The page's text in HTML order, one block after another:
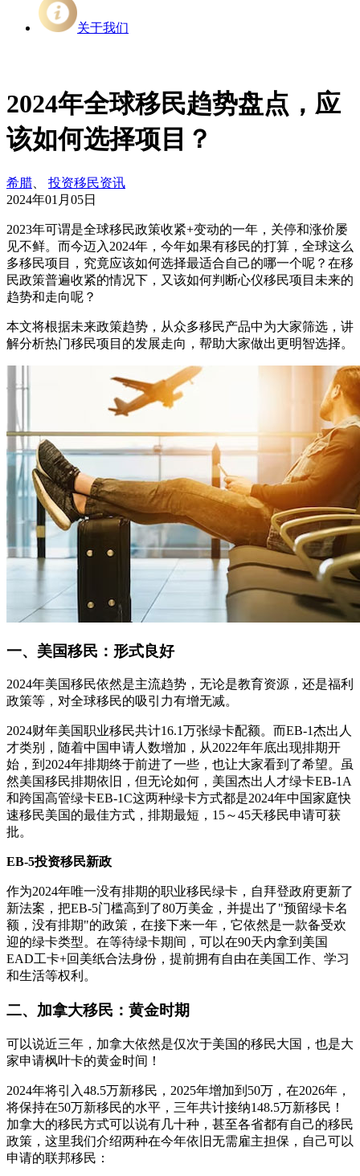
关于我们
2024年全球移民趋势盘点，应
该如何选择项目？
希腊
投资移民资讯
2024年01月05日
2023年可谓是全球移民政策收紧+变动的一年，关停和涨价屡
见不鲜。而今迈入2024年，今年如果有移民的打算，全球这么
多移民项目，究竟应该如何选择最适合自己的哪一个呢？在移
民政策普遍收紧的情况下，又该如何判断心仪移民项目未来的
趋势和走向呢？
本文将根据未来政策趋势，从众多移民产品中为大家筛选，讲
解分析热门移民项目的发展走向，帮助大家做出更明智选择。
一、美国移民：形式良好
2024年美国移民依然是主流趋势，无论是教育资源，还是福利
政策等，对全球移民的吸引力有增无减。
2024财年美国职业移民共计16.1万张绿卡配额。而EB-1杰出人
才类别，随着中国申请人数增加，从2022年年底出现排期开
始，到2024年排期终于前进了一些，也让大家看到了希望。虽
然美国移民排期依旧，但无论如何，美国杰出人才绿卡EB-1A
和跨国高管绿卡EB-1C这两种绿卡方式都是2024年中国家庭快
速移民美国的最佳方式，排期最短，15～45天移民申请可获
批。
EB-5投资移民新政
作为2024年唯一没有排期的职业移民绿卡，自拜登政府更新了
新法案，把EB-5门槛高到了80万美金，并提出了"预留绿卡名
额，没有排期"的政策，在接下来一年，它依然是一款备受欢
迎的绿卡类型。在等待绿卡期间，可以在90天内拿到美国
EAD工卡+回美纸合法身份，提前拥有自由在美国工作、学习
和生活等权利。
二、加拿大移民：黄金时期
可以说近三年，加拿大依然是仅次于美国的移民大国，也是大
家申请枫叶卡的黄金时间！
2024年将引入48.5万新移民，2025年增加到50万，在2026年，
将保持在50万新移民的水平，三年共计接纳148.5万新移民！
加拿大的移民方式可以说有几十种，甚至各省都有自己的移民
政策，这里我们介绍两种在今年依旧无需雇主担保，自己可以
申请的联邦移民：